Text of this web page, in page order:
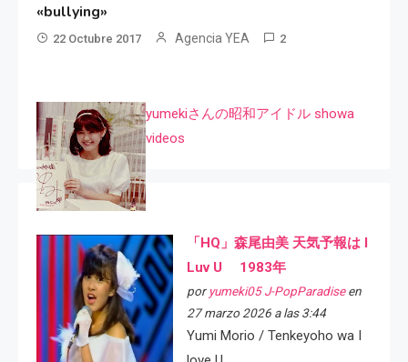
«bullying»
22 Octubre 2017 Agencia YEA 2
yumekiさんの昭和アイドル showa
videos
「HQ」森尾由美 天気予報は I
Luv U 1983年
por yumeki05 J-PopParadiseen
27 marzo 2026 a las 3:44
Yumi Morio / Tenkeyoho wa I